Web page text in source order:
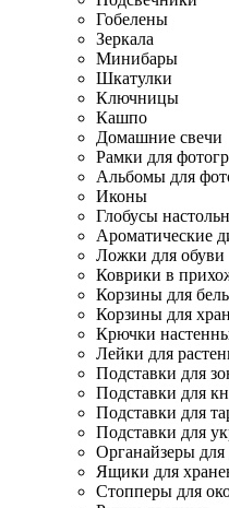
Гобелены
Зеркала
Минибары
Шкатулки
Ключницы
Кашпо
Домашние свечи
Рамки для
Альбомы для
Иконы
Глобусы
Ароматические
Ложки для обуви
Коврики в
Корзины для
Корзины для
Крючки
Лейки для
Подставки для
Подставки для
Подставки для
Подставки для
Органайзеры для
Ящики для
Стопперы для